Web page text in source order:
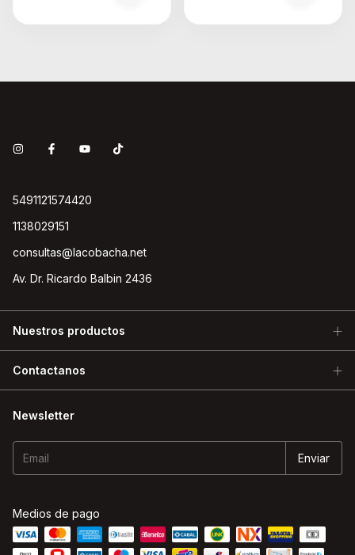
5491121574420
1138029151
consultas@lacobacha.net
Av. Dr. Ricardo Balbin 2436
Nuestros productos
Contactanos
Newsletter
Medios de pago